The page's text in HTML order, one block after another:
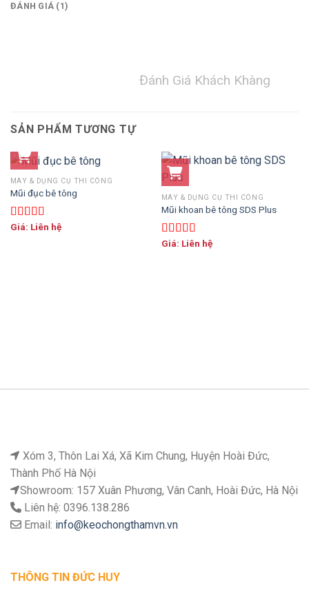
ĐÁNH GIÁ (1)
Đánh Giá Khách Khàng
SẢN PHẨM TƯƠNG TỰ
MÁY & DỤNG CỤ THI CÔNG
Mũi đục bê tông
Được xếp
Giá: Liên hệ
MÁY & DỤNG CỤ THI CÔNG
Mũi khoan bê tông SDS Plus
Được xếp
Giá: Liên hệ
Xóm 3, Thôn Lai Xá, Xã Kim Chung, Huyện Hoài Đức,
Thành Phố Hà Nội
Showroom: 157 Xuân Phương, Vân Canh, Hoài Đức, Hà Nội
Liên hệ: 0396.138.286
Email: info@keochongthamvn.vn
THÔNG TIN ĐỨC HUY